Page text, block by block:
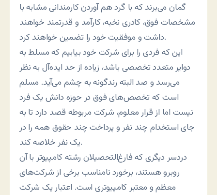
گمان می‌برند که با گرد هم آوردن کارمندانی مشابه با
مشخصات فوق، کادری نخبه، کارآمد و قدرتمند خواهند
داشت و موفقیت خود را تضمین خواهند کرد.
این که فردی را برای شرکت خود بیابیم که مسلط به
دوایر متعدد تخصصی باشد، زیاده از حد ایده‌آل به نظر
می‌رسد و صد البته رندگونه به چشم می‌آید. مسلم
است که تخصص‌های فوق در حوزه دانش یک فرد
نیست اما از قرار معلوم، شرکت مربوطه قصد دارد تا به
جای استخدام چند نفر و پرداخت چند حقوق همه را در
یک نفر خلاصه کند.
دردسر دیگری که فارغ‌التحصیلان رشته کامپیوتر با آن
روبرو هستند، برخورد نامناسب برخی از شرکت‌های
معظم و معتبر کامپیوتری است. اعتبار یک شرکت